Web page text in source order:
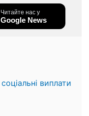
Читайте нас у
Google News
соціальні виплати